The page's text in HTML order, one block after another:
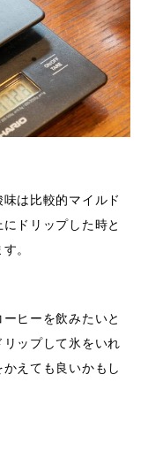
は比較的マイルド
ドリップした時と
。
ヒーを飲みたいと
ップして氷をいれ
えても良いかもし